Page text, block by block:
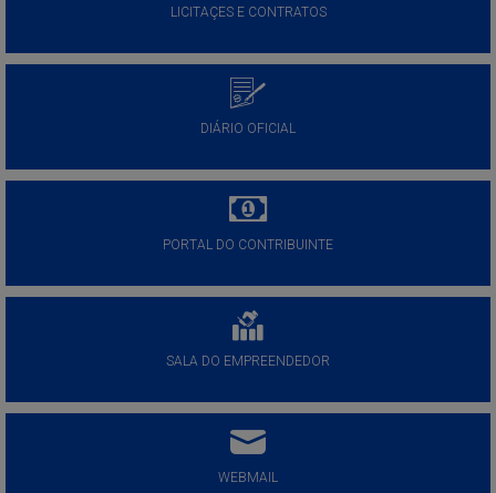
LICITAÇES E CONTRATOS
DIÁRIO OFICIAL
PORTAL DO CONTRIBUINTE
SALA DO EMPREENDEDOR
WEBMAIL